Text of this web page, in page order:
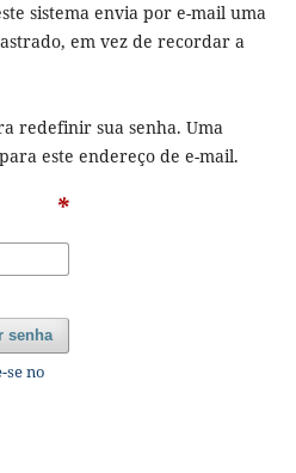
sistema envia por e-mail uma
em vez de recordar a
redefinir sua senha. Uma
este endereço de e-mail.
*
senha
se no